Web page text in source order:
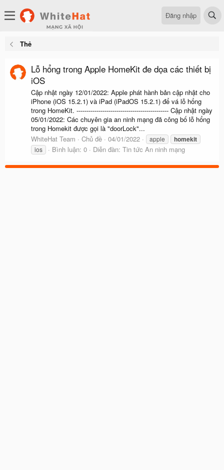
Đăng nhập
Thẻ
Lỗ hổng trong Apple HomeKit đe dọa các thiết bị
iOS
Cập nhật ngày 12/01/2022: Apple phát hành bản cập nhật cho
iPhone (iOS 15.2.1) và iPad (iPadOS 15.2.1) để vá lỗ hổng
trong HomeKit. ---------------------------------------------- Cập nhật ngày
05/01/2022: Các chuyên gia an ninh mạng đã công bố lỗ hổng
trong Homekit được gọi là "doorLock"...
WhiteHat Team
Chủ đề 04/01/2022 apple homekit
ios Bình luận: 0 Diễn đàn: Tin tức An ninh mạng